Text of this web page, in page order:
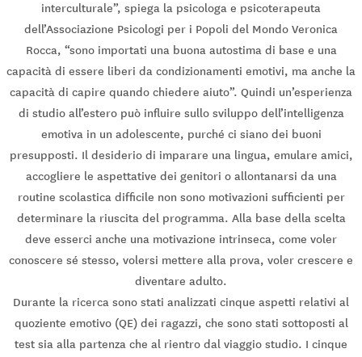
interculturale”, spiega la psicologa e psicoterapeuta
dell’Associazione Psicologi per i Popoli del Mondo Veronica
Rocca, “sono importati una buona autostima di base e una
capacità di essere liberi da condizionamenti emotivi, ma anche la
capacità di capire quando chiedere aiuto”. Quindi un’esperienza
di studio all’estero può influire sullo sviluppo dell’intelligenza
emotiva in un adolescente, purché ci siano dei buoni
presupposti. Il desiderio di imparare una lingua, emulare amici,
accogliere le aspettative dei genitori o allontanarsi da una
routine scolastica difficile non sono motivazioni sufficienti per
determinare la riuscita del programma. Alla base della scelta
deve esserci anche una motivazione intrinseca, come voler
conoscere sé stesso, volersi mettere alla prova, voler crescere e
diventare adulto.
Durante la ricerca sono stati analizzati cinque aspetti relativi al
quoziente emotivo (QE) dei ragazzi, che sono stati sottoposti al
test sia alla partenza che al rientro dal viaggio studio. I cinque